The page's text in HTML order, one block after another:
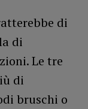
di
di
Le tre
di
bruschi o